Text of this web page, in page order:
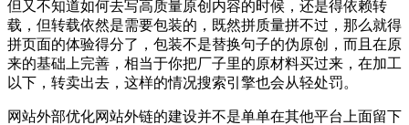
但又不知道如何去写高质量原创内容的时候，还是得依赖转
载，但转载依然是需要包装的，既然拼质量拼不过，那么就得
拼页面的体验得分了，包装不是替换句子的伪原创，而且在原
来的基础上完善，相当于你把厂子里的原材料买过来，在加工
以下，转卖出去，这样的情况搜索引擎也会从轻处罚。
网站外部优化网站外链的建设并不是单单在其他平台上面留下